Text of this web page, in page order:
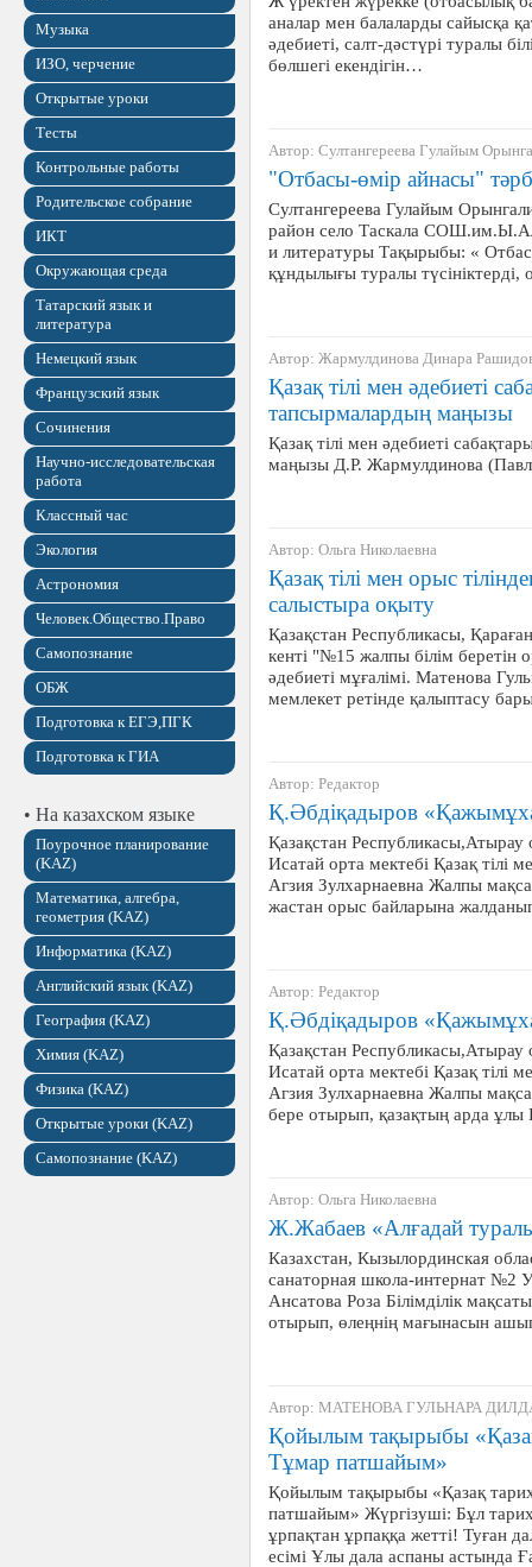
Музыка
ИЗО, черчение
Открытые уроки
Тесты
Контрольные работы
Родительское собрание
ИКТ
Окружающая среда
Татарский язык и
литература
Немецкий язык
Французский язык
Сочинения
Научно-исследовательская
работа
Классный час
Экология
Астрономия
Человек.Общество.Право
Самопознание
ОБЖ
Подготовка к ЕГЭ,ПГК
Подготовка к ГИА
• На казахском языке
Поурочное планирование
(KAZ)
Математика, алгебра,
геометрия (KAZ)
Информатика (KAZ)
Английский язык (KAZ)
География (KAZ)
Химия (KAZ)
Физика (KAZ)
Открытые уроки (KAZ)
Самопознание (KAZ)
аналар мен балаларды сайысқа
әдебиеті, салт-дәстүрі туралы
бөлшегі екендігін…
Автор: Султангереева Гулайым
"Отбасы-өмір айнасы"
Султангереева Гулайым
район село Таскала
и литературы Тақырыбы: «
құндылығы туралы
Автор: Жармулдинова Динара
Қазақ тілі мен әдебиеті
тапсырмалардың маңызы
Қазақ тілі мен әдебиеті
маңызы Д.Р. Жармулдинова
Автор: Ольга Николаевна
Қазақ тілі мен орыс
салыстыра оқыту
Қазақстан Республикасы,
кенті "№15 жалпы білім беретін
әдебиеті мұғалімі. Матенова
мемлекет ретінде қалыптасу
Автор: Редактор
Қ.Әбдіқадыров
Қазақстан
Исатай орта мектебі Қазақ тілі
Агзия Зулхарнаевна Жалпы
жастан орыс байларына
Автор: Редактор
Қ.Әбдіқадыров
Қазақстан
Исатай орта мектебі Қазақ тілі
Агзия Зулхарнаевна Жалпы
бере отырып, қазақтың арда
Автор: Ольга Николаевна
Ж.Жабаев «Алғадай
Казахстан, Кызылординская
санаторная школа-интернат №2
Ансатова Роза Білімділік
отырып, өлеңнің мағынасын
Автор: МАТЕНОВА ГУЛЬНАРА
Қойылым тақырыбы
Тұмар патшайым»
Қойылым тақырыбы «Қазақ
патшайым» Жүргізуші: Бұл
ұрпақтан ұрпаққа жетті! Туған
есімі Ұлы дала аспаны астында